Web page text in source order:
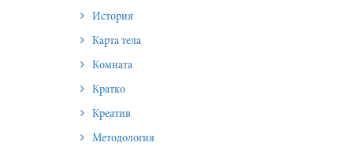
История
Карта тела
Комната
Кратко
Креатив
Методология